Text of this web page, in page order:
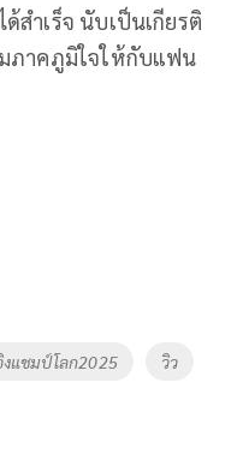
สำเร็จ นับเป็นเกียรติ
มภาคภูมิใจให้กับแฟน
งแชมป์โลก2025 วิว